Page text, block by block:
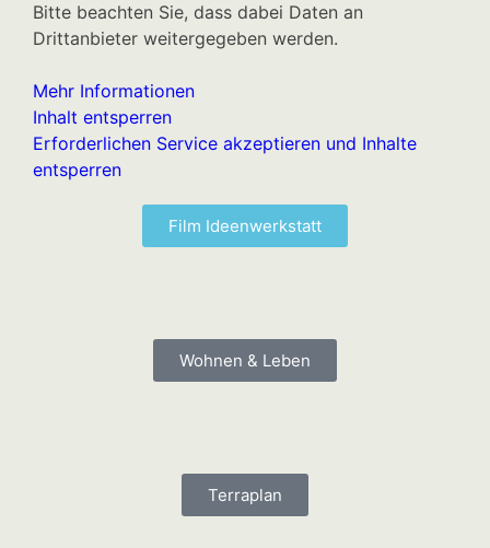
Bitte beachten Sie, dass dabei Daten an
Drittanbieter weitergegeben werden.
Mehr Informationen
Inhalt entsperren
Erforderlichen Service akzeptieren und Inhalte
entsperren
Film Ideenwerkstatt
Wohnen & Leben
Terraplan